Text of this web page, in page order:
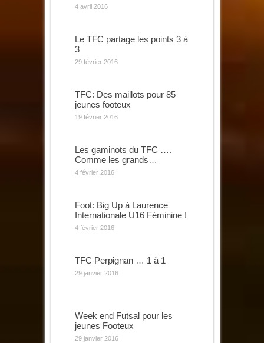
4 avril 2016
Le TFC partage les points 3 à
3
29 février 2016
TFC: Des maillots pour 85
jeunes footeux
19 février 2016
Les gaminots du TFC ….
Comme les grands…
4 février 2016
Foot: Big Up à Laurence
Internationale U16 Féminine !
4 février 2016
TFC Perpignan … 1 à 1
29 janvier 2016
Week end Futsal pour les
jeunes Footeux
29 janvier 2016